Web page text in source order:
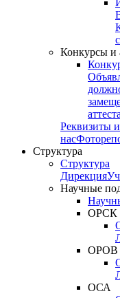
Конкурсы и
Реквизиты
нас
Структура
Структура
Дирекция
Научные
ОРСК
ОРОВ
ОСА